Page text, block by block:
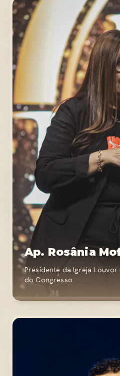
Ap. Rosânia
Presidente da Igreja
do Congresso.